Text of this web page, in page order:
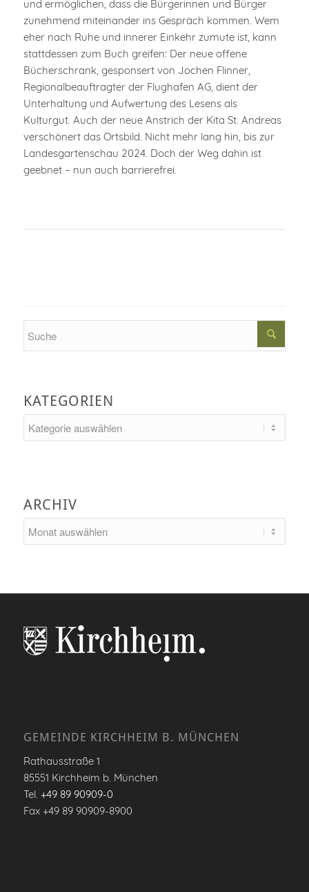
und ermöglichen, dass die Bürgerinnen und Bürger
zunehmend miteinander ins Gespräch kommen. Wem
eher nach Ruhe und innerer Einkehr zumute ist, kann
stattdessen zum Buch greifen: Der neue offene
Bücherschrank, gesponsert von Jochen Flinner,
Regionalbeauftragter der Flughafen AG, dient der
Unterhaltung und Aufwertung des Lesens als
Kulturgut. Auch der neue Anstrich der Kita St. Andreas
verschönert das Ortsbild. Nicht mehr lang hin, bis zur
Landesgartenschau 2024. Doch der Weg dahin ist
geebnet – nun auch barrierefrei.
KATEGORIEN
ARCHIV
GEMEINDE KIRCHHEIM B. MÜNCHEN
Rathausstraße 1
85551 Kirchheim b. München
Tel. +49 89 90909-0
Fax +49 89 90909-8900